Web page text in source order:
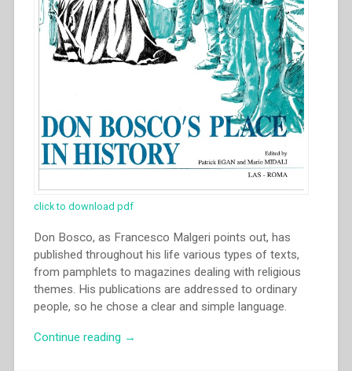
Salesiana
Roma,
19-
23
click to download pdf
Don Bosco, as Francesco Malgeri points out, has
published throughout his life various types of texts,
from pamphlets to magazines dealing with religious
themes. His publications are addressed to ordinary
people, so he chose a clear and simple language.
Continue reading “Francesco
→